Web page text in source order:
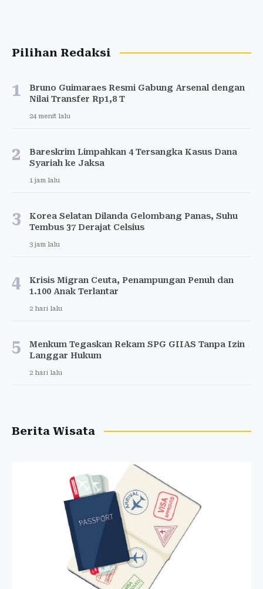
Pilihan Redaksi
1
Bruno Guimaraes Resmi Gabung Arsenal dengan
Nilai Transfer Rp1,8 T
24 menit lalu
2
Bareskrim Limpahkan 4 Tersangka Kasus Dana
Syariah ke Jaksa
1 jam lalu
3
Korea Selatan Dilanda Gelombang Panas, Suhu
Tembus 37 Derajat Celsius
3 jam lalu
4
Krisis Migran Ceuta, Penampungan Penuh dan
1.100 Anak Terlantar
2 hari lalu
5
Menkum Tegaskan Rekam SPG GIIAS Tanpa Izin
Langgar Hukum
2 hari lalu
Berita Wisata